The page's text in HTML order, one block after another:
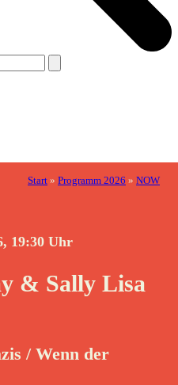
Start » Programm 2026 » NOW
19:30 Uhr
& Sally Lisa
/ Wenn der